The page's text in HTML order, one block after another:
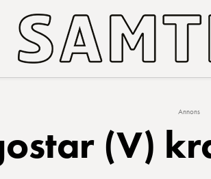
Annons
(V)